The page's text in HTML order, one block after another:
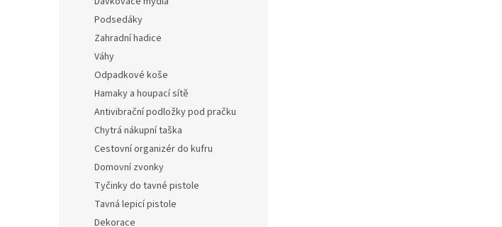
Podsedáky
Zahradní hadice
Váhy
Odpadkové koše
Hamaky a houpací sítě
Antivibrační podložky pod pračku
Chytrá nákupní taška
Cestovní organizér do kufru
Domovní zvonky
Tyčinky do tavné pistole
Tavná lepicí pistole
Dekorace